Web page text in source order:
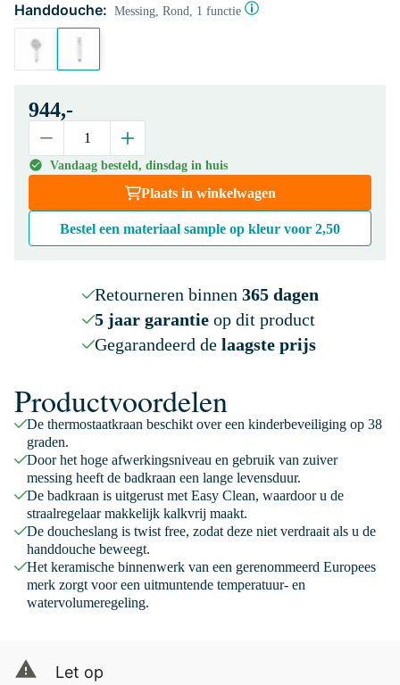
Handdouche: Messing, Rond, 1 functie
944,-
Vandaag besteld, dinsdag in huis
Plaats in winkelwagen
Bestel een materiaal sample op kleur voor 2,50
Retourneren binnen 365 dagen
5 jaar garantieop dit product
Gegarandeerd de laagste prijs
Productvoordelen
De thermostaatkraan beschikt over een kinderbeveiliging op 38
graden.
Door het hoge afwerkingsniveau en gebruik van zuiver
messing heeft de badkraan een lange levensduur.
De badkraan is uitgerust met Easy Clean, waardoor u de
straalregelaar makkelijk kalkvrij maakt.
De doucheslang is twist free, zodat deze niet verdraait als u de
handdouche beweegt.
Het keramische binnenwerk van een gerenommeerd Europees
merk zorgt voor een uitmuntende temperatuur- en
watervolumeregeling.
Let op